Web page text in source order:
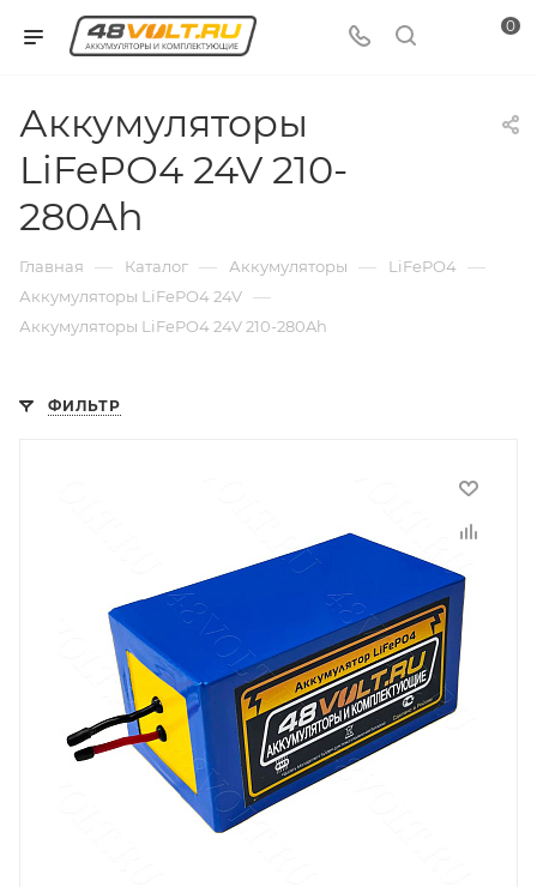
0
Аккумуляторы
LiFePO4 24V 210-
280Ah
Главная — Каталог — Аккумуляторы — LiFePO4 —
Аккумуляторы LiFePO4 24V —
Аккумуляторы LiFePO4 24V 210-280Ah
ФИЛЬТР